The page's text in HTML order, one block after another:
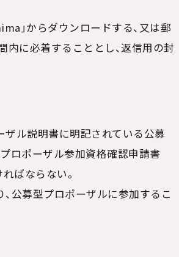
」からダウンロードする、又は郵
内に必着することとし、返信用の封
ル説明書に明記されている公募
ロポーザル参加資格確認申請書
ばならない。
公募型プロポーザルに参加するこ